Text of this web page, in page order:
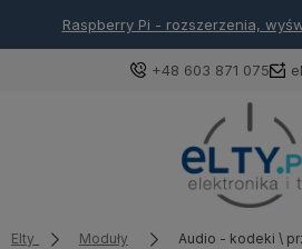
- rozszerzenia, wyświetlacze, akcesoria
+48 603 871 075
Elty Moduły Audio - kodeki \